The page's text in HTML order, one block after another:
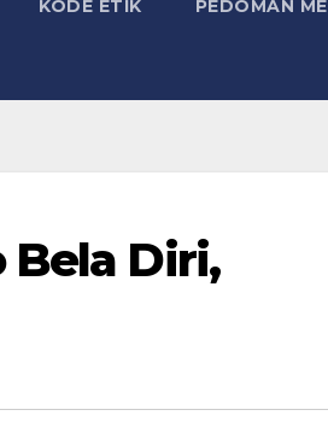
KODE ETIK PEDOMAN
Bela Diri,